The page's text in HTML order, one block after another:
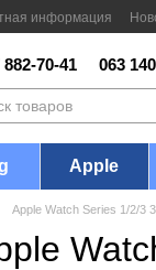
информация
882-70-41 063
Apple
Apple Watch Series 1/2/3